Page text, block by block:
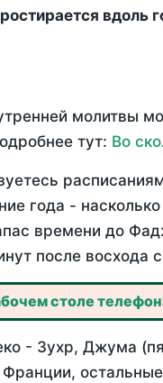
вдоль
молитвы
тут: Во
года -
времени до
после восхода
столе
- Зухр, Джума